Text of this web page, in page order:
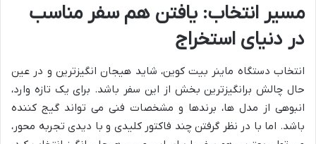
مسیر انتخاب: یافتن هم سفر مناسب
در دنیای استخراج
انتخاب دستگاه ماینر بیت کوین، شاید هیجان انگیزترین و در عین
حال چالش برانگیزترین بخش از این سفر باشد. برای یک تازه وارد،
انبوهی از مدل ها، برندها و مشخصات فنی می تواند گیج کننده
باشد. اما با در نظر گرفتن چند فاکتور کلیدی و با دیدی تجربه محور،